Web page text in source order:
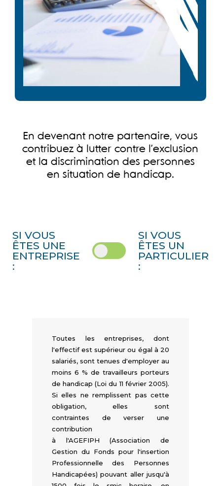
En devenant notre partenaire, vous
contribuez à lutter contre l’exclusion
et la discrimination des personnes
en situation de handicap.
SI VOUS
ÊTES UNE
ENTREPRISE
:
SI VOUS
ÊTES UN
PARTICULIER
:
Toutes les entreprises, dont
l'effectif est supérieur ou égal à 20
salariés, sont tenues d'employer au
moins 6 % de travailleurs porteurs
de handicap (Loi du 11 février 2005).
Si elles ne remplissent pas cette
obligation, elles sont
contraintes de verser une
contribution
à l'AGEFIPH
(Association de
Gestion du Fonds pour l'insertion
Professionnelle des Personnes
Handicapées) pouvant aller jusqu'à